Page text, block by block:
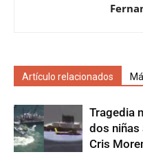
Artículo relacionados
Tragedia
dos niñas
Cris